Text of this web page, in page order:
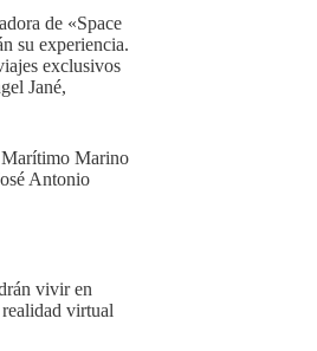
de «Space
su experiencia.
exclusivos
Jané,
Marítimo Marino
Antonio
vivir en
virtual